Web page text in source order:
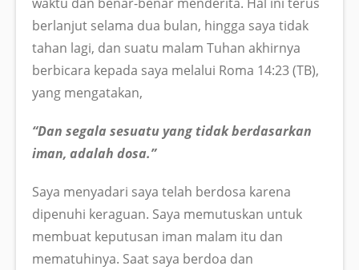
berlanjut selama dua bulan, hingga saya tidak
tahan lagi, dan suatu malam Tuhan akhirnya
berbicara kepada saya melalui Roma 14:23 (TB),
yang mengatakan,
“Dan segala sesuatu yang tidak berdasarkan
iman, adalah dosa.”
Saya menyadari saya telah berdosa karena
dipenuhi keraguan. Saya memutuskan untuk
membuat keputusan iman malam itu dan
mematuhinya. Saat saya berdoa dan